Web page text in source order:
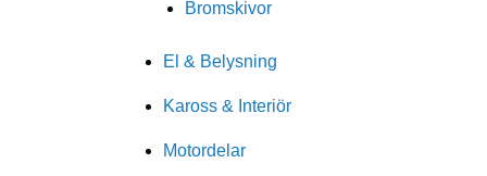
Bromskivor
El & Belysning
Kaross & Interiör
Motordelar